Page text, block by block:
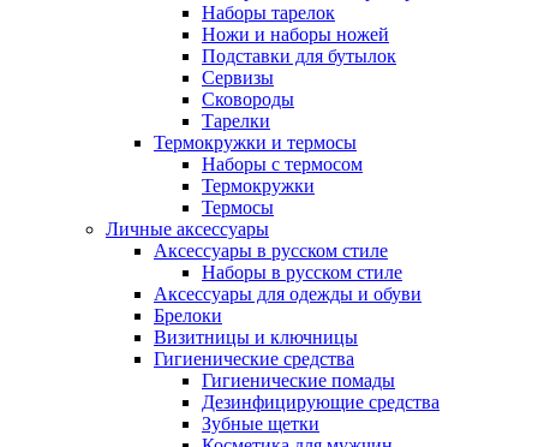
Наборы тарелок
Ножи и наборы ножей
Подставки для бутылок
Сервизы
Сковороды
Тарелки
Термокружки и термосы
Наборы с термосом
Термокружки
Термосы
Личные аксессуары
Аксессуары в русском стиле
Наборы в русском стиле
Аксессуары для одежды и обуви
Брелоки
Визитницы и ключницы
Гигиенические средства
Гигиенические помады
Дезинфицирующие средства
Зубные щетки